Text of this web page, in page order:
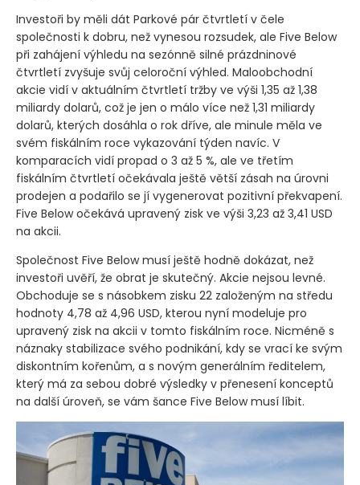
Investoři by měli dát Parkové pár čtvrtletí v čele
společnosti k dobru, než vynesou rozsudek, ale Five Below
při zahájení výhledu na sezónně silné prázdninové
čtvrtletí zvyšuje svůj celoroční výhled. Maloobchodní
akcie vidí v aktuálním čtvrtletí tržby ve výši 1,35 až 1,38
miliardy dolarů, což je jen o málo více než 1,31 miliardy
dolarů, kterých dosáhla o rok dříve, ale minule měla ve
svém fiskálním roce vykazování týden navíc. V
komparacích vidí propad o 3 až 5 %, ale ve třetím
fiskálním čtvrtletí očekávala ještě větší zásah na úrovni
prodejen a podařilo se jí vygenerovat pozitivní překvapení.
Five Below očekává upravený zisk ve výši 3,23 až 3,41 USD
na akcii.
Společnost Five Below musí ještě hodně dokázat, než
investoři uvěří, že obrat je skutečný. Akcie nejsou levné.
Obchoduje se s násobkem zisku 22 založeným na středu
hodnoty 4,78 až 4,96 USD, kterou nyní modeluje pro
upravený zisk na akcii v tomto fiskálním roce. Nicméně s
náznaky stabilizace svého podnikání, kdy se vrací ke svým
diskontním kořenům, a s novým generálním ředitelem,
který má za sebou dobré výsledky v přenesení konceptů
na další úroveň, se vám šance Five Below musí líbit.